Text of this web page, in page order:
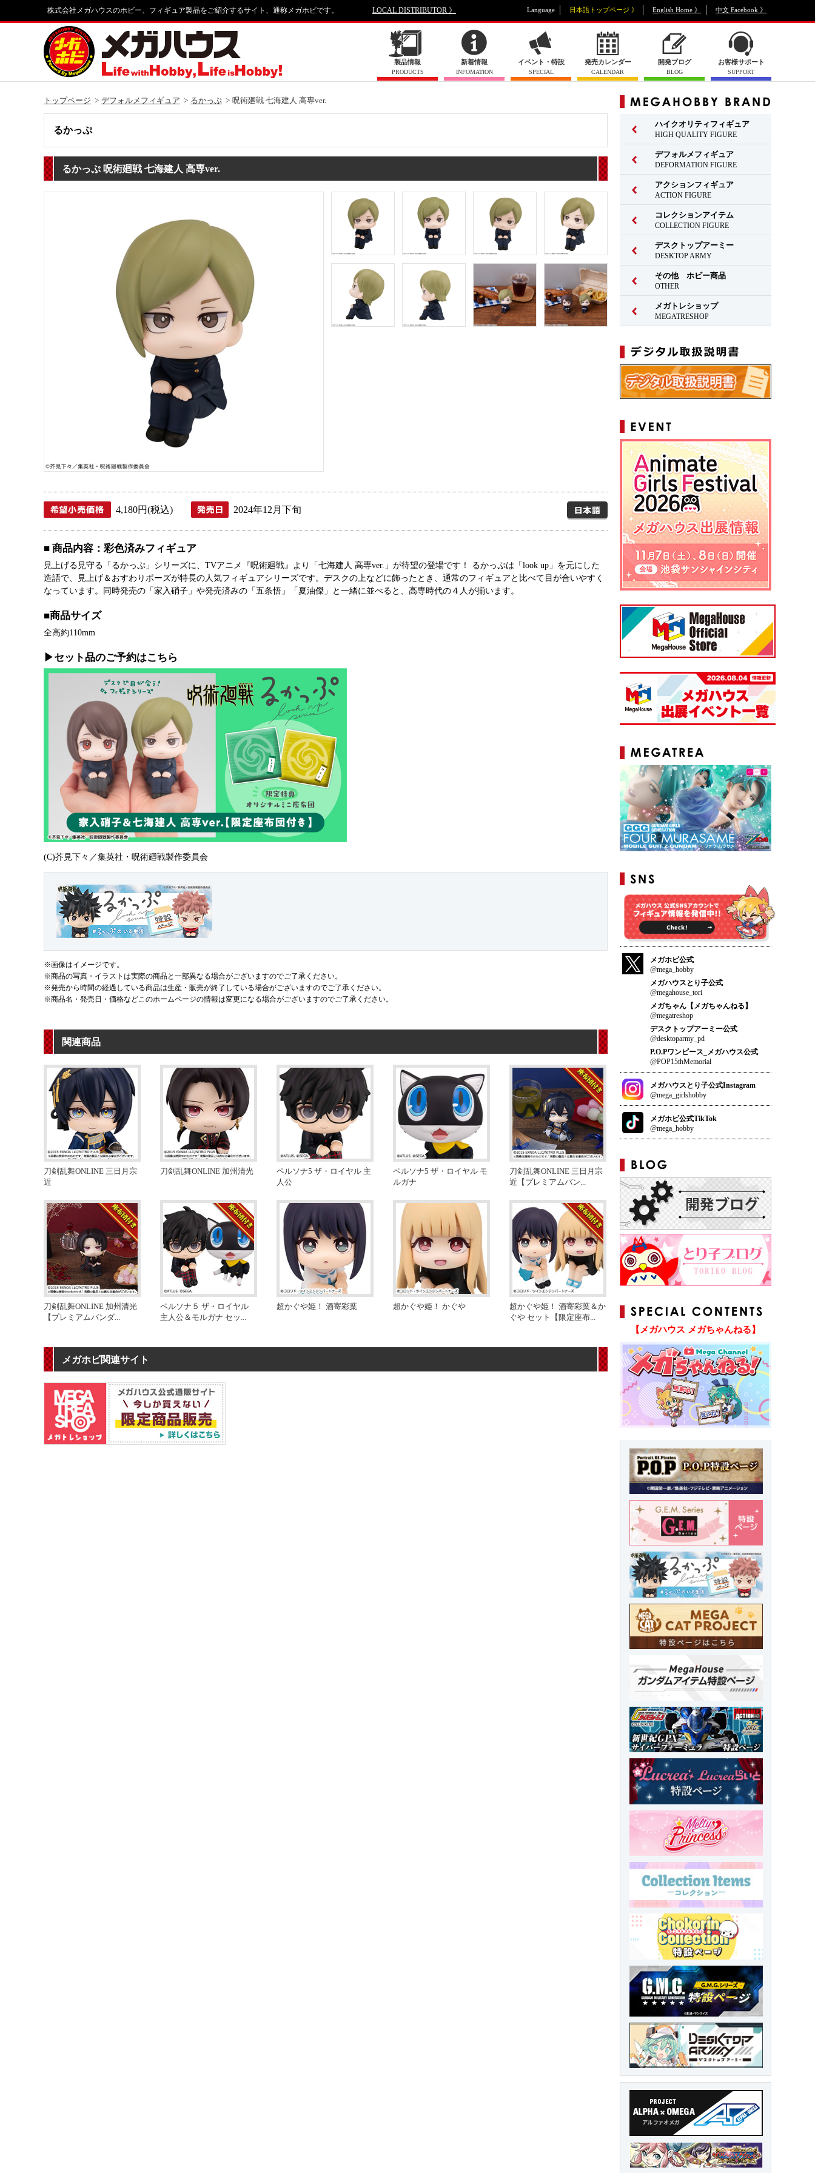
株式会社メガハウスのホビー、フィギュア製品をご紹介するサイト、通称メガホビです。 LOCAL DISTRIBUTOR 》 Language 日本語トップページ 》 English Home 》 中文 Facebook 》
製品情報
PRODUCTS
新着情報
INFOMATION
イベント・特設
SPECIAL
発売カレンダー
CALENDAR
開発ブログ
BLOG
お客様サポート
SUPPORT
トップページ デフォルメフィギュア るかっぷ 呪術廻戦 七海建人 高専ver.
るかっぷ
るかっぷ 呪術廻戦 七海建人 高専ver.
4,180円(税込) 2024年12月下旬 日本語
■ 商品内容：彩色済みフィギュア
見上げる見守る「るかっぷ」シリーズに、TVアニメ『呪術廻戦』より「七海建人 高専ver.」が待望の登場です！ るかっぷは「look up」を元にした
造語で、見上げ＆おすわりポーズが特長の人気フィギュアシリーズです。デスクの上などに飾ったとき、通常のフィギュアと比べて目が合いやすく
なっています。同時発売の「家入硝子」や発売済みの「五条悟」「夏油傑」と一緒に並べると、高専時代の４人が揃います。
■商品サイズ
全高約110mm
▶セット品のご予約はこちら
(C)芥見下々／集英社・呪術廻戦製作委員会
※画像はイメージです。
※商品の写真・イラストは実際の商品と一部異なる場合がございますのでご了承ください。
※発売から時間の経過している商品は生産・販売が終了している場合がございますのでご了承ください。
※商品名・発売日・価格などこのホームページの情報は変更になる場合がございますのでご了承ください。
関連商品
刀剣乱舞ONLINE 三日月宗
近
刀剣乱舞ONLINE 加州清光
ペルソナ5 ザ・ロイヤル 主
人公
ペルソナ5 ザ・ロイヤル モ
ルガナ
刀剣乱舞ONLINE 三日月宗
近【プレミアムバン...
刀剣乱舞ONLINE 加州清光
【プレミアムバンダ...
ペルソナ５ ザ・ロイヤル
主人公＆モルガナ セッ ...
超かぐや姫！ 酒寄彩葉 超かぐや姫！ かぐや
超かぐや姫！ 酒寄彩葉＆か
ぐや セット【限定座布...
メガホビ関連サイト
ハイクオリティフィギュア
HIGH QUALITY FIGURE
デフォルメフィギュア
DEFORMATION FIGURE
アクションフィギュア
ACTION FIGURE
コレクションアイテム
COLLECTION FIGURE
デスクトップアーミー
DESKTOP ARMY
その他 ホビー商品
OTHER
メガトレショップ
MEGATRESHOP
メガホビ公式
@mega_hobby
メガハウスとり子公式
@megahouse_tori
メガちゃん【メガちゃんねる】
@megatreshop
デスクトップアーミー公式
@desktoparmy_pd
P.O.Pワンピース_メガハウス公式
@POP15thMemorial
メガハウスとり子公式Instagram
@mega_girlshobby
メガホビ公式TikTok
@mega_hobby
【メガハウス メガちゃんねる】